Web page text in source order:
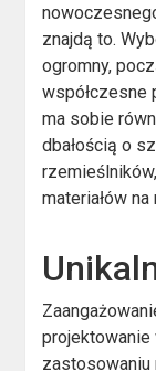
znajdą to.
ogromny,
współczesne
ma sobie
dbałością o
materiałów na
zastosowaniu